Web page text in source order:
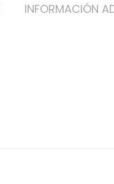
INFORMACIÓN